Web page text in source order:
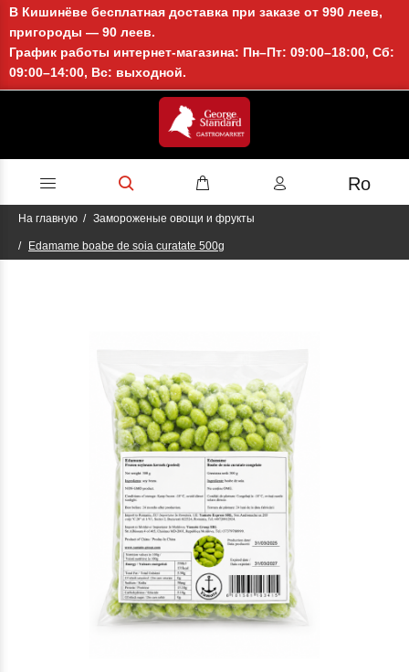
В Кишинёве бесплатная доставка при заказе от 990 леев,
пригороды — 90 леев.
График работы интернет-магазина: Пн–Пт: 09:00–18:00, Сб:
09:00–14:00, Вс: выходной.
Ro
На главную Замороженые овощи и фрукты
Edamame boabe de soia curatate 500g